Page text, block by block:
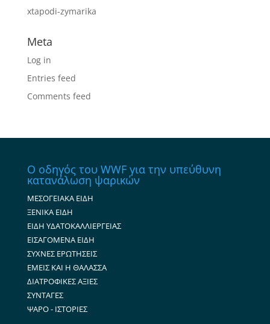
xtapodi-zymarika
Meta
Log in
Entries feed
Comments feed
Ο οδηγός του WWF για την υπεύθυνη
κατανάλωση ψαρικών
ΜΕΣΟΓΕΙΑΚΑ ΕΙΔΗ
ΞΕΝΙΚΑ ΕΙΔΗ
ΕΙΔΗ ΥΔΑΤΟΚΑΛΛΙΕΡΓΕΙΑΣ
ΕΙΣΑΓΟΜΕΝΑ ΕΙΔΗ
ΣΥΧΝΕΣ ΕΡΩΤΗΣΕΙΣ
ΕΜΕΙΣ ΚΑΙ Η ΘΑΛΑΣΣΑ
ΔΙΑΤΡΟΦΙΚΕΣ ΑΞΙΕΣ
ΣΥΝΤΑΓΕΣ
ΨΑΡΟ - ΙΣΤΟΡΙΕΣ